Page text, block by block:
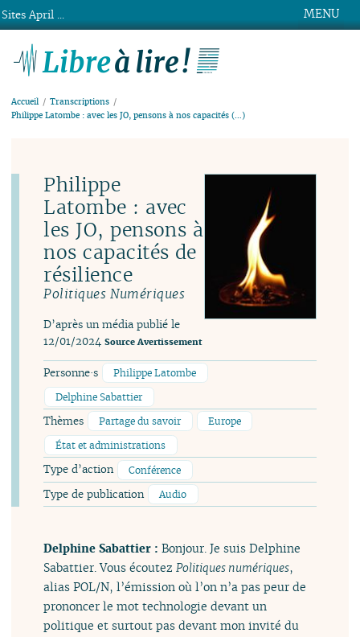
MENU
Accueil
Transcriptions
Philippe Latombe : avec les JO, pensons à nos capacités (…)
Philippe
Latombe : avec
les JO, pensons à
nos capacités de
résilience
Politiques Numériques
D’après un média publié le
12/01/2024 Source Avertissement
Personne·s
Philippe Latombe
Delphine Sabattier
Thèmes Partage du savoir
Europe
État et administrations
Type d’action Conférence
Type de publication Audio
Delphine Sabattier :Bonjour. Je suis Delphine
Sabattier. Vous écoutezPolitiques numériques,
alias POL/N, l’émission où l’on n’a pas peur de
prononcer le mot technologie devant un
politique et surtout pas devant mon invité du
Sites April ...